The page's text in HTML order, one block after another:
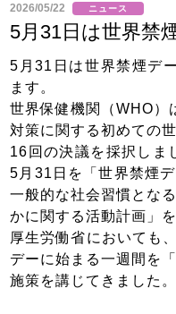
2026/05/22 ニュース
5月31日は世界禁
5月31日は世界禁煙デ
ます。
世界保健機関（WHO）
対策に関する初めての
16回の決議を採択しま
5月31日を「世界禁煙
一般的な社会習慣とな
かに関する活動計画」
厚生労働省においても
デーに始まる一週間を
施策を講じてきました。